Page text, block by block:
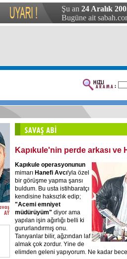
Şu an 24 Aralık
Bugüne ait
Kapıkule'nin perde arkası ve
Kapıkule operasyonunun
mimarı Hanefi Avcı'yla özel
bir görüşme yapma şansı
buldum. Bu usta istihbaratçı
kendisine haksızlık edip;
"Acemi emniyet
müdürüyüm" diyor ama
yapılan işin ağırlığı belli ki
gururlandırmış onu.
Tanıyanlar bilir, ağzından laf
almak çok zordur. Yine de
elimden geleni yapıyorum. Ne kadar